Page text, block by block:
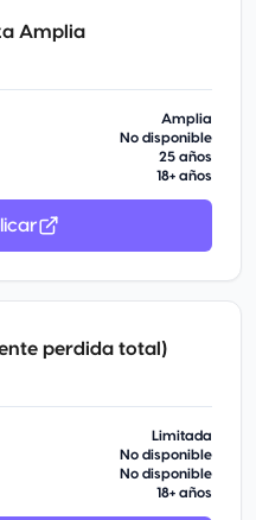
Amplia
Amplia
No disponible
25 años
18+ años
perdida total)
Limitada
No disponible
No disponible
18+ años